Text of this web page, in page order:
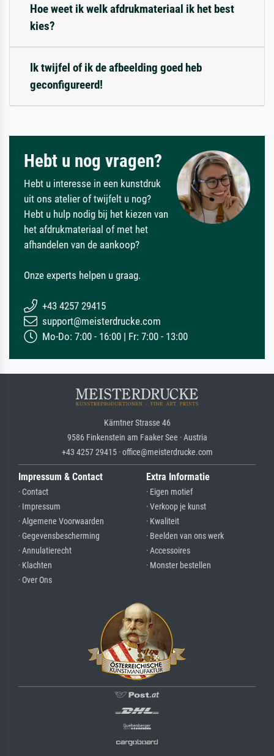
Hoe weet ik welk afdrukmateriaal ik het best
kies?
Ik twijfel of ik de afbeelding goed heb
geconfigureerd!
Hebt u nog vragen?
Hebt u interesse in een kunstdruk
uit ons atelier of twijfelt u nog?
Hebt u hulp nodig bij het kiezen van
het afdrukmateriaal of met het
afhandelen van de aankoop?
Onze experts helpen u graag.
+43 4257 29415
support@meisterdrucke.com
Mo-Do: 7:00 - 16:00 | Fr: 7:00 - 13:00
Kärntner Strasse 46
9586 Finkenstein am Faaker See · Austria
+43 4257 29415 · office@meisterdrucke.com
Impressum & Contact
· Contact
· Impressum
· Algemene Voorwaarden
· Gegevensbescherming
· Annulatierecht
· Klachten
· Over Ons
Extra Informatie
· Eigen motief
· Verkoop je kunst
· Kwaliteit
· Beelden van ons werk
· Accessoires
· Monster bestellen